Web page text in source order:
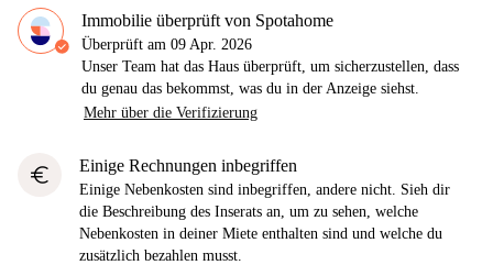
Immobilie überprüft von Spotahome
Überprüft am 09 Apr. 2026
Unser Team hat das Haus überprüft, um sicherzustellen, dass
du genau das bekommst, was du in der Anzeige siehst.
Mehr über die Verifizierung
euro Einige Rechnungen inbegriffen
Einige Nebenkosten sind inbegriffen, andere nicht. Sieh dir
die Beschreibung des Inserats an, um zu sehen, welche
Nebenkosten in deiner Miete enthalten sind und welche du
zusätzlich bezahlen musst.